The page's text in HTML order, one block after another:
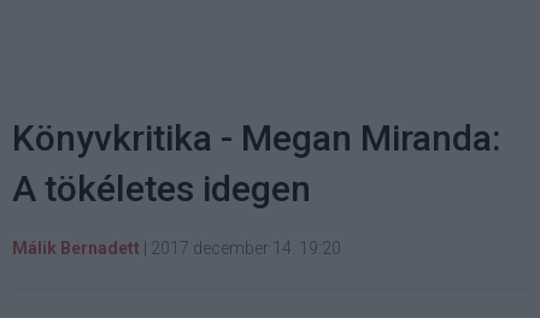
Könyvkritika - Megan Miranda:
A tökéletes idegen
Málik Bernadett 2017 december 14. 19:20